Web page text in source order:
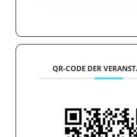
QR-CODE DER